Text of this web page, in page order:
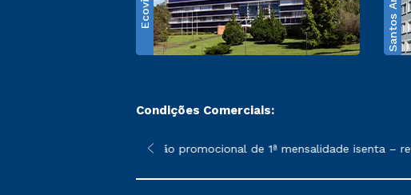
Condições Comerciais:
sofrer alterações nos períodos de rematrícula conforme
*A condição promocional de 1ª mensalidade isenta –